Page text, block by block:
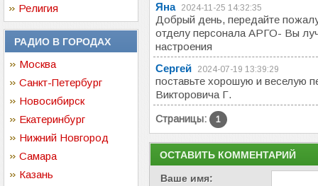
Религия
РАДИО В ГОРОДАХ
Москва
Санкт-Петербург
Новосибирск
Екатеринбург
Нижний Новгород
Самара
Казань
Яна
2024-11-25 14:32:35
Добрый день, передайте
отделу персонала АРГО- Вы
настроения
Сергей
2024-07-19 13:39:29
поставьте хорошую и веселую
Викторовича Г.
Страницы: 1
ОСТАВИТЬ КОММЕНТАРИЙ
Ваше имя: